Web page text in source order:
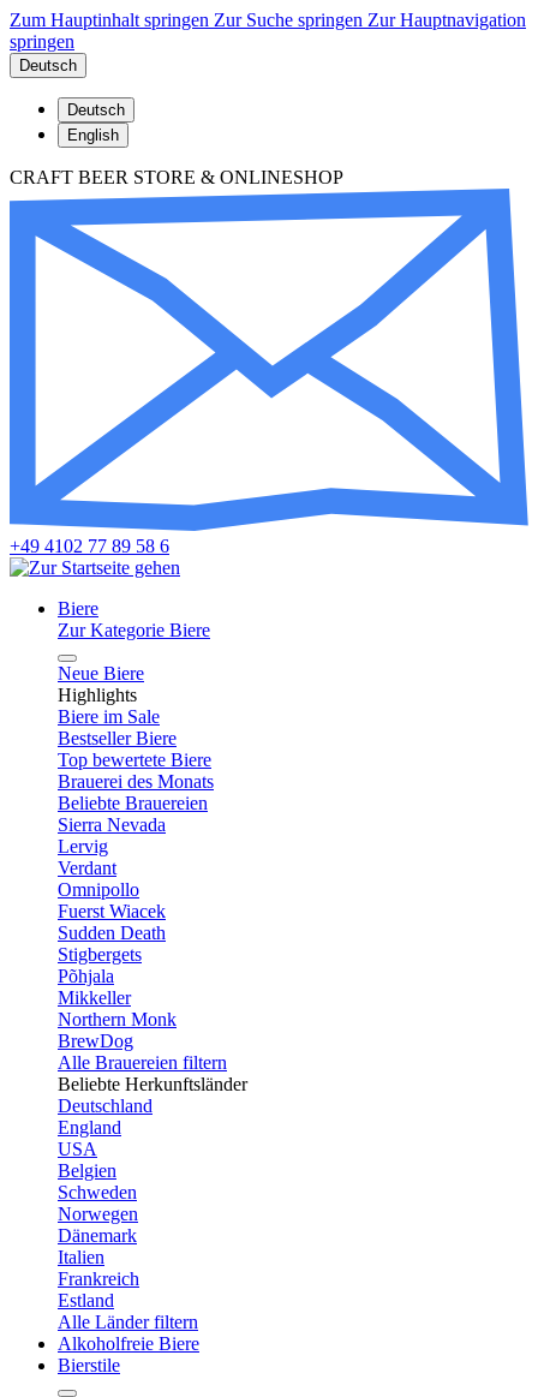
Zum Hauptinhalt springen Zur Suche springen Zur Hauptnavigation
springen
Deutsch
Deutsch
English
CRAFT BEER STORE & ONLINESHOP
+49 4102 77 89 58 6
Biere
Zur Kategorie Biere
Neue Biere
Highlights
Biere im Sale
Bestseller Biere
Top bewertete Biere
Brauerei des Monats
Beliebte Brauereien
Sierra Nevada
Lervig
Verdant
Omnipollo
Fuerst Wiacek
Sudden Death
Stigbergets
Põhjala
Mikkeller
Northern Monk
BrewDog
Alle Brauereien filtern
Beliebte Herkunftsländer
Deutschland
England
USA
Belgien
Schweden
Norwegen
Dänemark
Italien
Frankreich
Estland
Alle Länder filtern
Alkoholfreie Biere
Bierstile